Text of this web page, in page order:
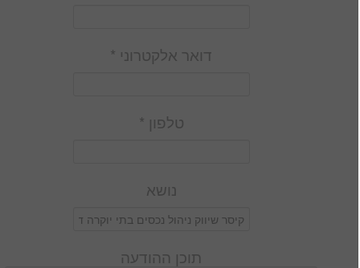
דואר אלקטרוני *
טלפון *
נושא
תוכן ההודעה